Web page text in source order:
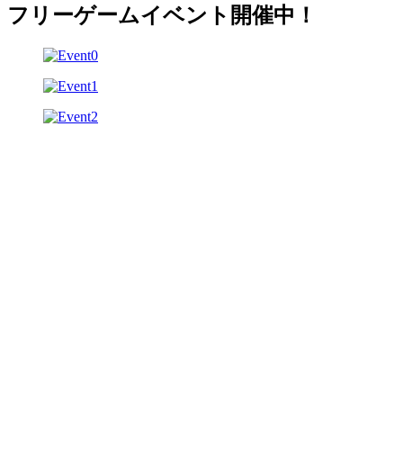
フリーゲームイベント開催中！